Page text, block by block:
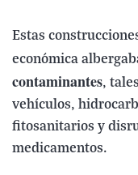
Estas
económica
contaminantes,
vehículos,
fitosanitarios y
medicamentos.